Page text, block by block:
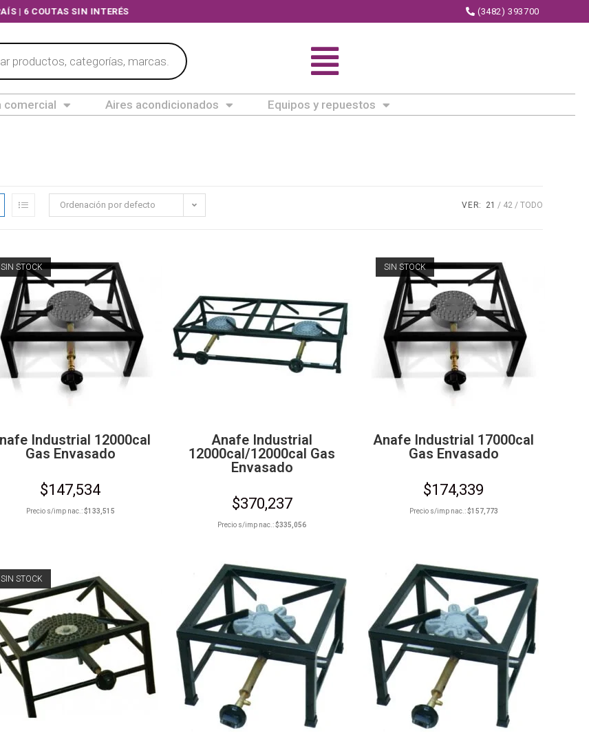
| 6 COUTAS SIN INTERÉS (3482) 393700
comercial Aires acondicionados Equipos y repuestos
Ordenación por defecto VER: 21 42 TODO
SIN STOCK
Industrial 12000cal
Gas Envasado
$147,534
Precio s/imp nac.:$133,515
Anafe Industrial
12000cal/12000cal Gas
Envasado
$370,237
Precio s/imp nac.:$335,056
SIN STOCK
Anafe Industrial 17000cal
Gas Envasado
$174,339
Precio s/imp nac.:$157,773
SIN STOCK